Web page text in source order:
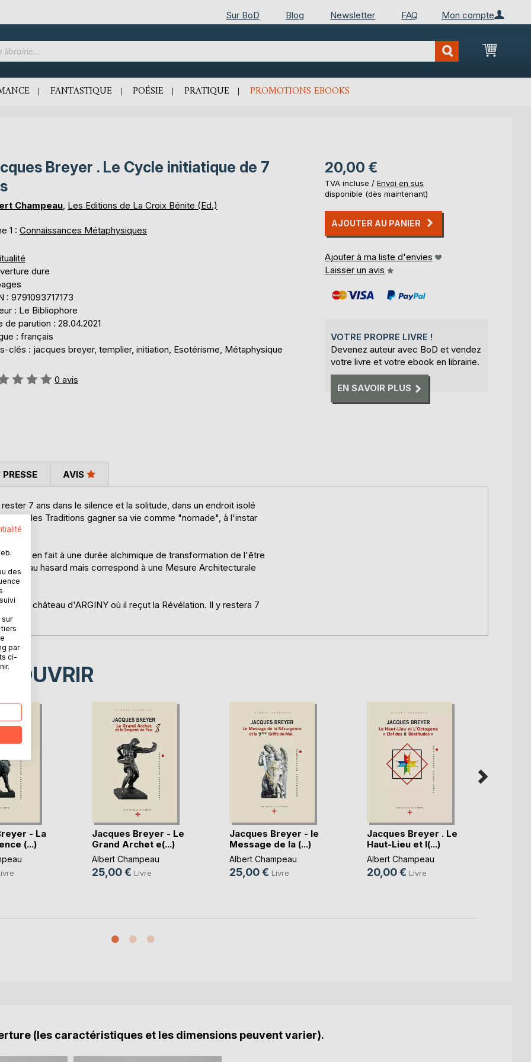
Mon compte
Sur BoD Blog Newsletter FAQ
Mon
FANTASTIQUE POÉSIE PRATIQUE PROMOTIONS EBOOKS
Breyer . Le Cycle initiatique de 7
Champeau, Les Editions de La Croix Bénite (Ed.)
1 : Connaissances Métaphysiques
dure
: 9791093717173
: Le Bibliophore
de parution : 28.04.2021
: français
clés : jacques breyer, templier, initiation, Esotérisme, Métaphysique
0 avis
20,00 €
TVA incluse / Envoi en sus
disponible (dès maintenant)
AJOUTER AU PANIER
Ajouter à ma liste d'envies
Laisser un avis
VOTRE PROPRE LIVRE !
Devenez auteur avec BoD et vendez
votre livre et votre ebook en librairie.
EN SAVOIR PLUS
7 ans dans le silence et la solitude, dans un endroit isolé
selon les Traditions gagner sa vie comme "nomade", à l'instar
en fait à une durée alchimique de transformation de l'être
due au hasard mais correspond à une Mesure Architecturale
au château d'ARGINY où il reçut la Révélation. Il y restera 7
AVIS
- La
(...)
Jacques Breyer - Le
Grand Archet e(...)
Albert Champeau
25,00 € Livre
Jacques Breyer - le
Message de la (...)
Albert Champeau
25,00 € Livre
Jacques Breyer . Le
Haut-Lieu et l(...)
Albert Champeau
20,00 € Livre
(les caractéristiques et les dimensions peuvent varier).
des
par
ci-